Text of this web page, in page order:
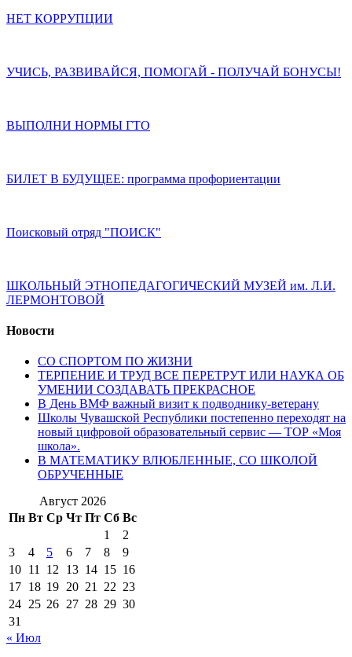
НЕТ КОРРУПЦИИ
УЧИСЬ, РАЗВИВАЙСЯ, ПОМОГАЙ - ПОЛУЧАЙ БОНУСЫ!
ВЫПОЛНИ НОРМЫ ГТО
БИЛЕТ В БУДУЩЕЕ: программа профориентации
Поисковый отряд "ПОИСК"
ШКОЛЬНЫЙ ЭТНОПЕДАГОГИЧЕСКИЙ МУЗЕЙ им. Л.И.
ЛЕРМОНТОВОЙ
Новости
СО СПОРТОМ ПО ЖИЗНИ
ТЕРПЕНИЕ И ТРУД ВСЕ ПЕРЕТРУТ ИЛИ НАУКА ОБ
УМЕНИИ СОЗДАВАТЬ ПРЕКРАСНОЕ
В День ВМФ важный визит к подводнику-ветерану
Школы Чувашской Республики постепенно переходят на
новый цифровой образовательный сервис — ТОР «Моя
школа».
В МАТЕМАТИКУ ВЛЮБЛЕННЫЕ, СО ШКОЛОЙ
ОБРУЧЕННЫЕ
Август 2026
Пн Вт Ср Чт Пт Сб Вс
1
2
3
4 5 6 7 8
9
10 11 12 13 14 15 16
17 18 19 20 21 22 23
24 25 26 27 28 29 30
31
« Июл